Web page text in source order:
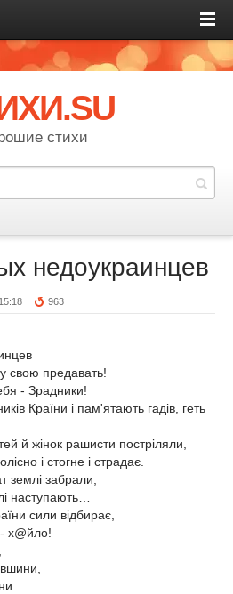
стихи
недоукраинцев
963
свою предавать!
- Зрадники!
Країни і пам'ятають гадів, геть
й жінок рашисти постріляли,
і стогне і страдає.
землі забрали,
наступають…
сили відбирає,
х@йло!